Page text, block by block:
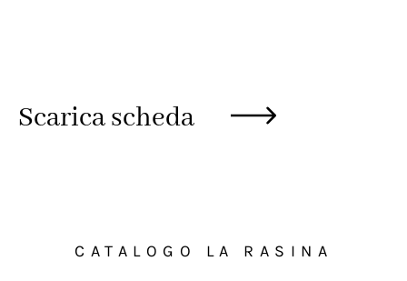
Scarica scheda
CATALOGO LA RASINA